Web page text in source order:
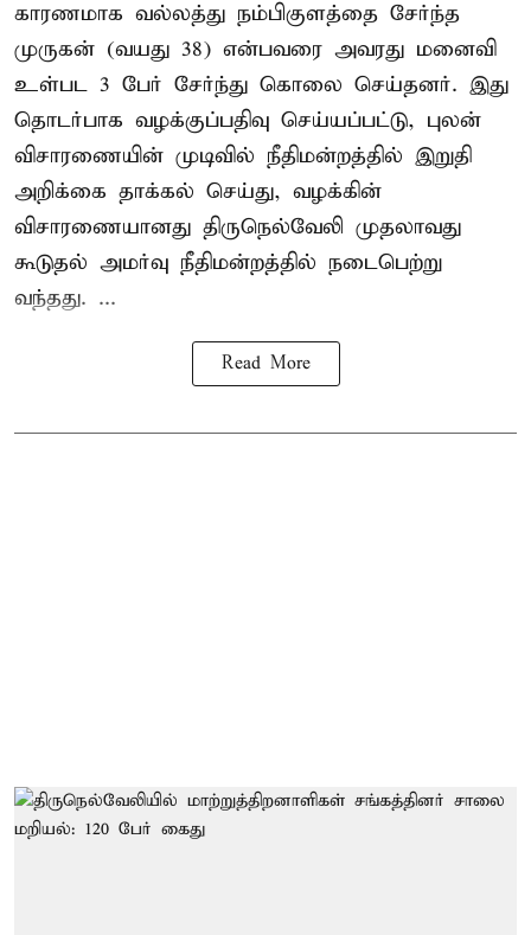
காரணமாக வல்லத்து நம்பிகுளத்தை சேர்ந்த
முருகன் (வயது 38) என்பவரை அவரது மனைவி
உள்பட 3 பேர் சேர்ந்து கொலை செய்தனர். இது
தொடர்பாக வழக்குப்பதிவு செய்யப்பட்டு, புலன்
விசாரணையின் முடிவில் நீதிமன்றத்தில் இறுதி
அறிக்கை தாக்கல் செய்து, வழக்கின்
விசாரணையானது திருநெல்வேலி முதலாவது
கூடுதல் அமர்வு நீதிமன்றத்தில் நடைபெற்று
வந்தது. ...
Read More